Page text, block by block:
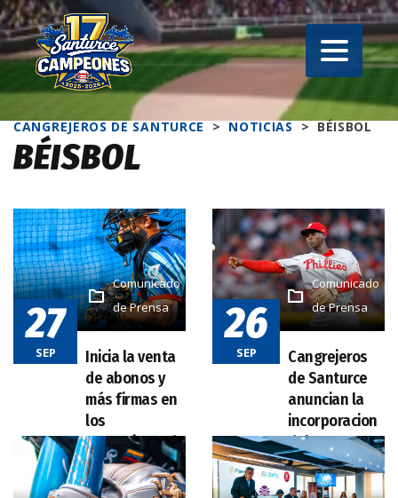
CANGREJEROS DE SANTURCE > NOTICIAS > BÉISBOL
BÉISBOL
Comunicado
de Prensa
27
SEP
Comunicado
de Prensa
26
SEP